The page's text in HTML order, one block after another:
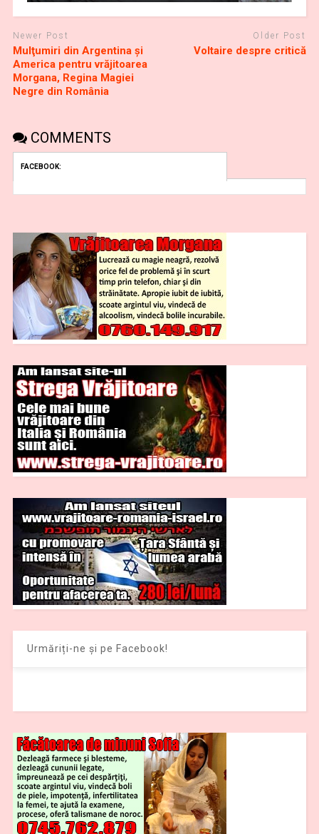
Newer Post
Mulţumiri din Argentina și
America pentru vrăjitoarea
Morgana, Regina Magiei
Negre din România
Older Post
Voltaire despre critică
COMMENTS
FACEBOOK:
Urmăriți-ne și pe Facebook!